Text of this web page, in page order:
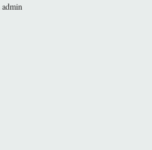
admin